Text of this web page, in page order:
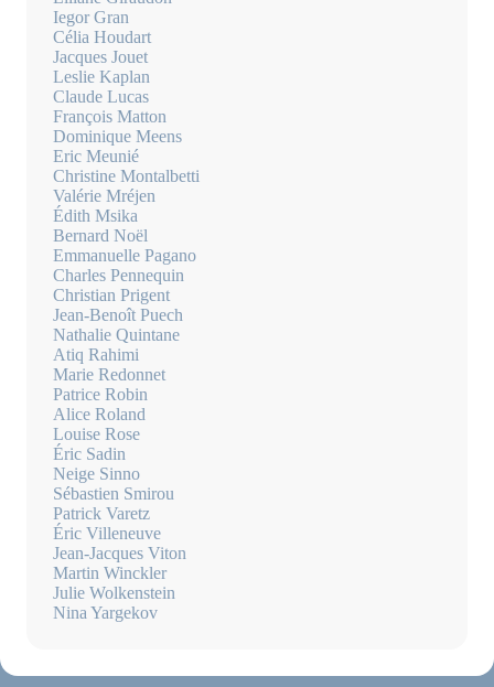
Iegor Gran
Célia Houdart
Jacques Jouet
Leslie Kaplan
Claude Lucas
François Matton
Dominique Meens
Eric Meunié
Christine Montalbetti
Valérie Mréjen
Édith Msika
Bernard Noël
Emmanuelle Pagano
Charles Pennequin
Christian Prigent
Jean-Benoît Puech
Nathalie Quintane
Atiq Rahimi
Marie Redonnet
Patrice Robin
Alice Roland
Louise Rose
Éric Sadin
Neige Sinno
Sébastien Smirou
Patrick Varetz
Éric Villeneuve
Jean-Jacques Viton
Martin Winckler
Julie Wolkenstein
Nina Yargekov